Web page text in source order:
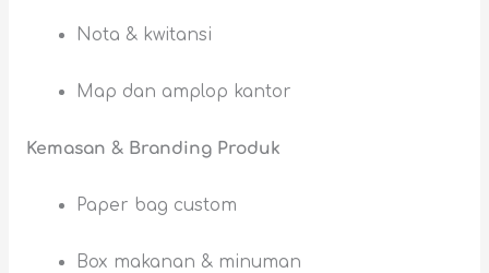
Nota & kwitansi
Map dan amplop kantor
Kemasan & Branding Produk
Paper bag custom
Box makanan & minuman